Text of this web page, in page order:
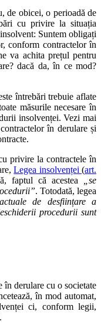
de obicei, o perioadă de
cu privire la situația
Suntem obligați
conform contractelor în
va achita prețul pentru
dacă da, în ce mod?
întrebări trebuie aflate
măsurile necesare în
insolvenței. Vezi mai
în derulare și
privire la contractele în
Legea insolvenței(art.
faptul că acestea „se
. Totodată, legea
de desființare a
procedurii sunt
în derulare cu o societate
în mod automat,
ci, conform legii,